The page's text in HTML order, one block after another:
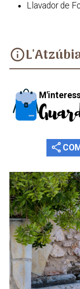
Llavador de
info
share